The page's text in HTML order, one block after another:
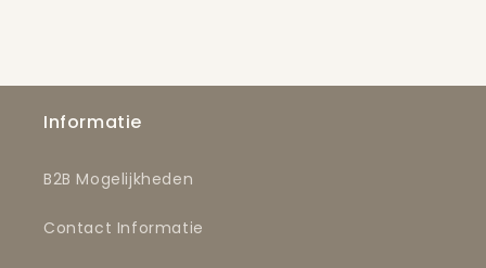
Informatie
B2B Mogelijkheden
Contact Informatie